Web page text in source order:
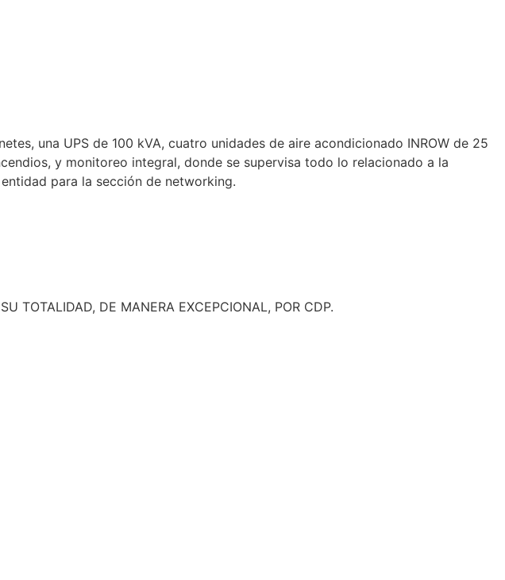
una UPS de 100 kVA, cuatro unidades de aire acondicionado INROW de 25
y monitoreo integral, donde se supervisa todo lo relacionado a la
para la sección de networking.
TOTALIDAD, DE MANERA EXCEPCIONAL, POR CDP.